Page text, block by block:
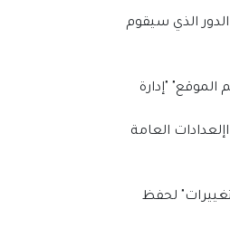
الذي سيقوم
"إدارة
العامة
لحفظ